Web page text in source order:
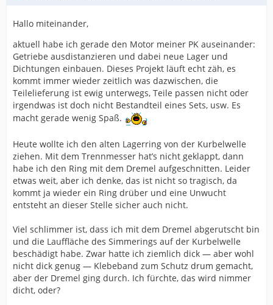
Hallo miteinander,
aktuell habe ich gerade den Motor meiner PK auseinander:
Getriebe ausdistanzieren und dabei neue Lager und
Dichtungen einbauen. Dieses Projekt läuft echt zäh, es
kommt immer wieder zeitlich was dazwischen, die
Teilelieferung ist ewig unterwegs, Teile passen nicht oder
irgendwas ist doch nicht Bestandteil eines Sets, usw. Es
macht gerade wenig Spaß.
Heute wollte ich den alten Lagerring von der Kurbelwelle
ziehen. Mit dem Trennmesser hat’s nicht geklappt, dann
habe ich den Ring mit dem Dremel aufgeschnitten. Leider
etwas weit, aber ich denke, das ist nicht so tragisch, da
kommt ja wieder ein Ring drüber und eine Unwucht
entsteht an dieser Stelle sicher auch nicht.
Viel schlimmer ist, dass ich mit dem Dremel abgerutscht bin
und die Lauffläche des Simmerings auf der Kurbelwelle
beschädigt habe. Zwar hatte ich ziemlich dick — aber wohl
nicht dick genug — Klebeband zum Schutz drum gemacht,
aber der Dremel ging durch. Ich fürchte, das wird nimmer
dicht, oder?